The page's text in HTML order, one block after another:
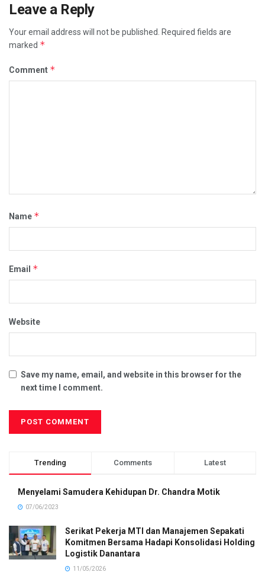
Leave a Reply
Your email address will not be published. Required fields are
marked *
Comment *
Name *
Email *
Website
Save my name, email, and website in this browser for the
next time I comment.
Trending Comments Latest
Menyelami Samudera Kehidupan Dr. Chandra Motik
07/06/2023
Serikat Pekerja MTI dan Manajemen Sepakati
Komitmen Bersama Hadapi Konsolidasi Holding
Logistik Danantara
11/05/2026